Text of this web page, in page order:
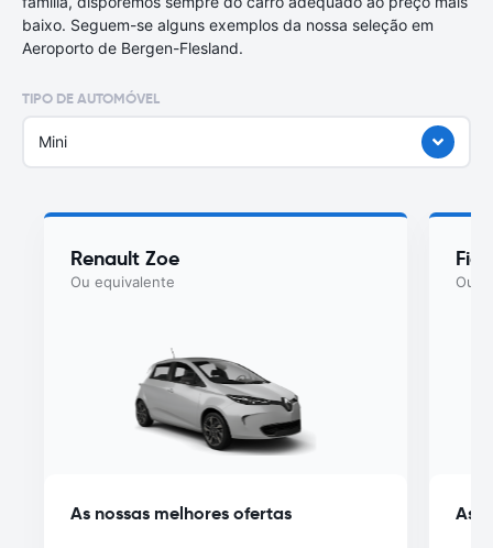
baixo. Seguem-se alguns exemplos da nossa seleção em
Aeroporto de Bergen-Flesland.
TIPO DE AUTOMÓVEL
Mini
Renault Zoe
Ou equivalente
As nossas melhores ofertas
Ou
As